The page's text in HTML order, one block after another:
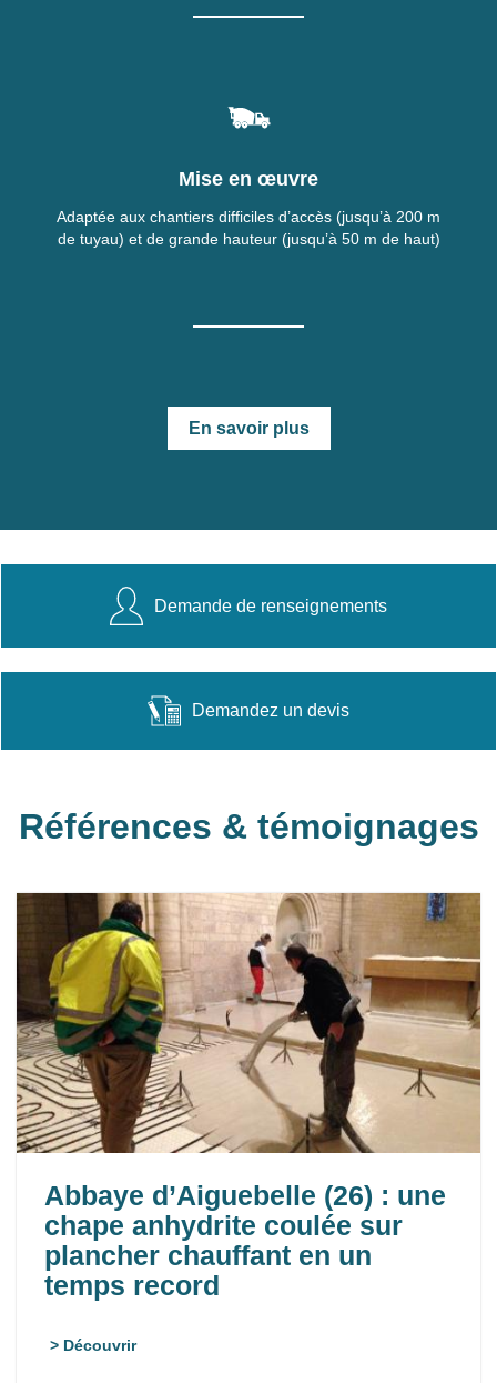
Mise en œuvre
Adaptée aux chantiers difficiles d’accès (jusqu’à 200 m
de tuyau) et de grande hauteur (jusqu’à 50 m de haut)
En savoir plus
Demande de renseignements
Demandez un devis
Références & témoignages
Abbaye d’Aiguebelle (26) : une
chape anhydrite coulée sur
plancher chauffant en un
temps record
> Découvrir